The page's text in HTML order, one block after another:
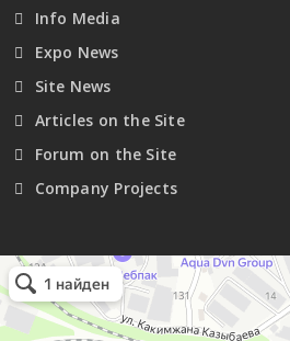
Info Media
Expo News
Site News
Articles on the Site
Forum on the Site
Company Projects
Маркетплейс Казахстана
Рекламное агентство в Алматы
Информационное агентство в Алматы